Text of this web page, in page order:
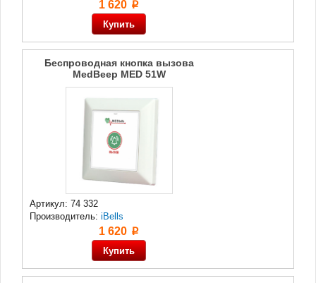
1 620 p
Беспроводная кнопка вызова
MedBeep MED 51W
Артикул: 74 332
Производитель: iBells
1 620 p